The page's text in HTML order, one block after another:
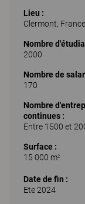
Lieu :
Clermont, France
Nombre
2000
Nombre de
170
Nombre
continues :
Entre 1500 et
Surface :
15 000 m2
Date de fin :
Ete 2024